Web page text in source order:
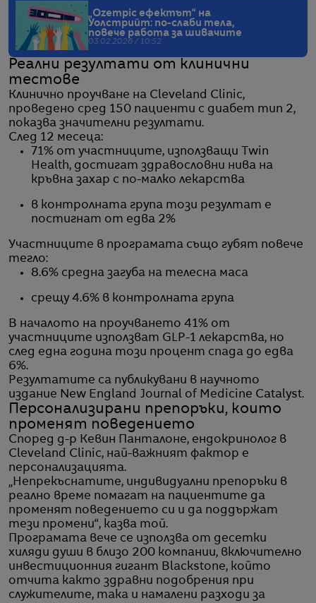
„Ozempic ефектът“ на
Уолстрийт: по-слаби тела,
повече работа за шивачите
03.02.2026 / 10:52
Реални резултати от клинични
тестове
Клинично проучване на Cleveland Clinic,
проведено сред 150 пациенти с диабет тип 2,
показва значителни резултати.
След 12 месеца:
71% от участниците, използващи Twin
Health, достигат здравословни нива на
кръвна захар с по-малко лекарства
в контролната група този резултат е
постигнат от едва 2%
Участниците в програмата също губят повече
тегло:
8.6% средна загуба на телесна маса
срещу 4.6% в контролната група
В началото на проучването 41% от
участниците използват GLP-1 лекарства, но
след една година този процент спада до едва
6%.
Резултатите са публикувани в научното
издание New England Journal of Medicine Catalyst.
Персонализирани препоръки, които
променят поведението
Според д-р Кевин Панталоне, ендокринолог в
Cleveland Clinic, най-важният фактор е
персонализацията.
„Непрекъснатите, индивидуални препоръки в
реално време помагат на пациентите да
променят поведението си и да поддържат
тези промени“, казва той.
Програмата вече се използва от десетки
хиляди души в близо 200 компании, включително
инвестиционния гигант Blackstone, който
отчита както здравни подобрения при
служителите, така и намалени разходи за